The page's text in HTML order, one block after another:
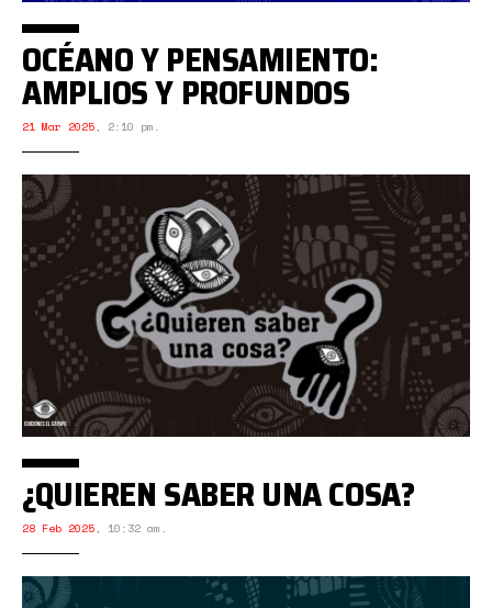
OCÉANO Y PENSAMIENTO:
AMPLIOS Y PROFUNDOS
21 Mar 2025, 2:10 pm.
¿QUIEREN SABER UNA COSA?
28 Feb 2025, 10:32 am.